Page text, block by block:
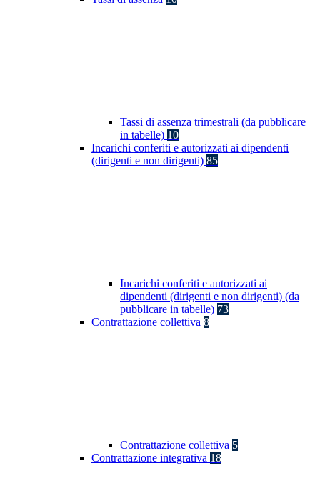
Tassi di assenza trimestrali (da pubblicare
in tabelle) 10
Incarichi conferiti e autorizzati ai dipendenti
(dirigenti e non dirigenti) 85
Incarichi conferiti e autorizzati ai
dipendenti (dirigenti e non dirigenti) (da
pubblicare in tabelle) 73
Contrattazione collettiva 8
Contrattazione collettiva 5
Contrattazione integrativa 18